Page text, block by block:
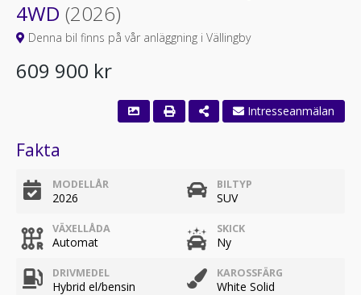
4WD (2026)
Denna bil finns på vår anläggning i Vällingby
609 900 kr
Fakta
MODELLÅR
2026
BILTYP
SUV
VÄXELLÅDA
Automat
SKICK
Ny
DRIVMEDEL
Hybrid el/bensin
KAROSSFÄRG
White Solid